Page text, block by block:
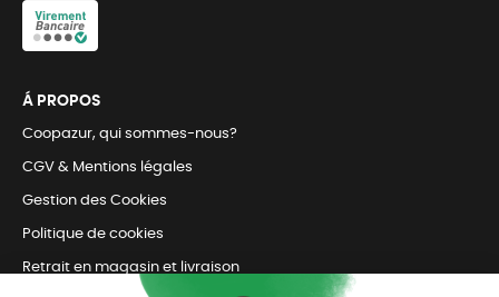
Á PROPOS
Coopazur, qui sommes-nous?
CGV & Mentions légales
Gestion des Cookies
Politique de cookies
Retrait en magasin et livraison